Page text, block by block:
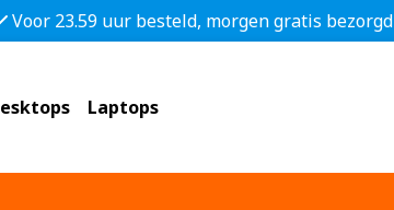
Voor 23.59 uur besteld, morgen gratis bezorgd
Laptops